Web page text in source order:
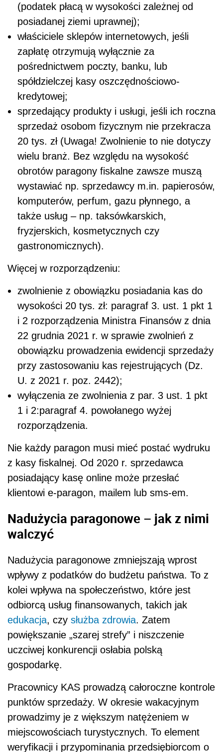
(podatek płacą w wysokości zależnej od
posiadanej ziemi uprawnej);
właściciele sklepów internetowych, jeśli
zapłatę otrzymują wyłącznie za
pośrednictwem poczty, banku, lub
spółdzielczej kasy oszczędnościowo-
kredytowej;
sprzedający produkty i usługi, jeśli ich roczna
sprzedaż osobom fizycznym nie przekracza
20 tys. zł (Uwaga! Zwolnienie to nie dotyczy
wielu branż. Bez względu na wysokość
obrotów paragony fiskalne zawsze muszą
wystawiać np. sprzedawcy m.in. papierosów,
komputerów, perfum, gazu płynnego, a
także usług – np. taksówkarskich,
fryzjerskich, kosmetycznych czy
gastronomicznych).
Więcej w rozporządzeniu:
zwolnienie z obowiązku posiadania kas do
wysokości 20 tys. zł: paragraf 3. ust. 1 pkt 1
i 2 rozporządzenia Ministra Finansów z dnia
22 grudnia 2021 r. w sprawie zwolnień z
obowiązku prowadzenia ewidencji sprzedaży
przy zastosowaniu kas rejestrujących (Dz.
U. z 2021 r. poz. 2442);
wyłączenia ze zwolnienia z par. 3 ust. 1 pkt
1 i 2:paragraf 4. powołanego wyżej
rozporządzenia.
Nie każdy paragon musi mieć postać wydruku
z kasy fiskalnej. Od 2020 r. sprzedawca
posiadający kasę online może przesłać
klientowi e-paragon, mailem lub sms-em.
Nadużycia paragonowe – jak z nimi
walczyć
Nadużycia paragonowe zmniejszają wprost
wpływy z podatków do budżetu państwa. To z
kolei wpływa na społeczeństwo, które jest
odbiorcą usług finansowanych, takich jak
edukacja, czy służba zdrowia. Zatem
powiększanie „szarej strefy” i niszczenie
uczciwej konkurencji osłabia polską
gospodarkę.
Pracownicy KAS prowadzą całoroczne kontrole
punktów sprzedaży. W okresie wakacyjnym
prowadzimy je z większym natężeniem w
miejscowościach turystycznych. To element
weryfikacji i przypominania przedsiębiorcom o